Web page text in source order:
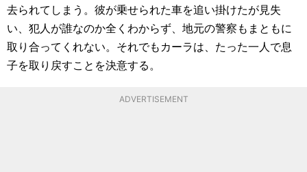
去られてしまう。彼が乗せられた車を追い掛けたが見失
い、犯人が誰なのか全くわからず、地元の警察もまともに
取り合ってくれない。それでもカーラは、たった一人で息
子を取り戻すことを決意する。
ADVERTISEMENT